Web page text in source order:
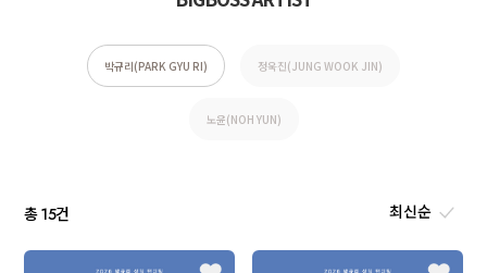
박규리(PARK GYU RI) 정욱진(JUNG WOOK JIN)
노윤(NOH YUN)
총15건